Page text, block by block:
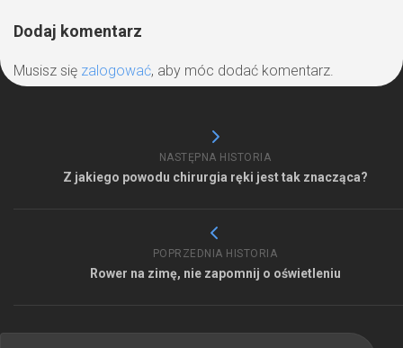
Dodaj komentarz
Musisz się zalogować, aby móc dodać komentarz.
NASTĘPNA HISTORIA
Z jakiego powodu chirurgia ręki jest tak znacząca?
POPRZEDNIA HISTORIA
Rower na zimę, nie zapomnij o oświetleniu